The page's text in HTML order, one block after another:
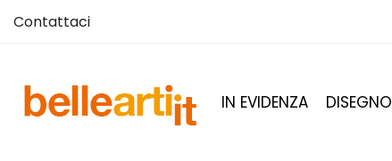
Contattaci
IN EVIDENZA DISEGNO